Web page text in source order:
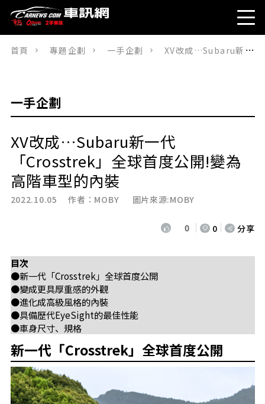
首頁 專題企劃 一手企劃 XV改成…Subaru新一代「Crosstrek」全球首度公開!變為高階車型的內裝
一手企劃
XV改成…Subaru新一代
「Crosstrek」全球首度公開!變為
高階車型的內裝
2022.10.05 作者： MOBY 圖片來源:MOBY
0 0 分享
目次
●新一代「Crosstrek」全球首度公開
●變成更具厚重感的外觀
●進化成高級風格的內裝
●具備歷代EyeSight的最佳性能
●車身尺寸、規格
新一代「Crosstrek」全球首度公開